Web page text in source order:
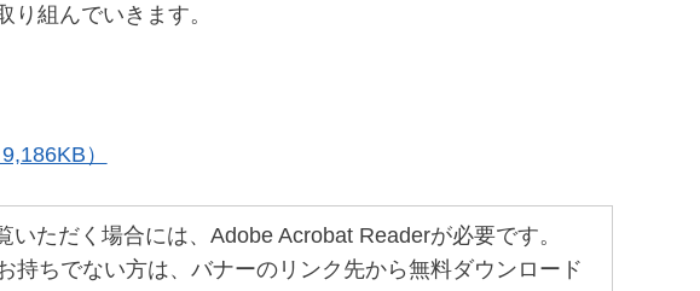
組んでいきます。
）
いただく場合には、Adobe Acrobat Readerが必要です。
持ちでない方は、バナーのリンク先から無料ダウンロード